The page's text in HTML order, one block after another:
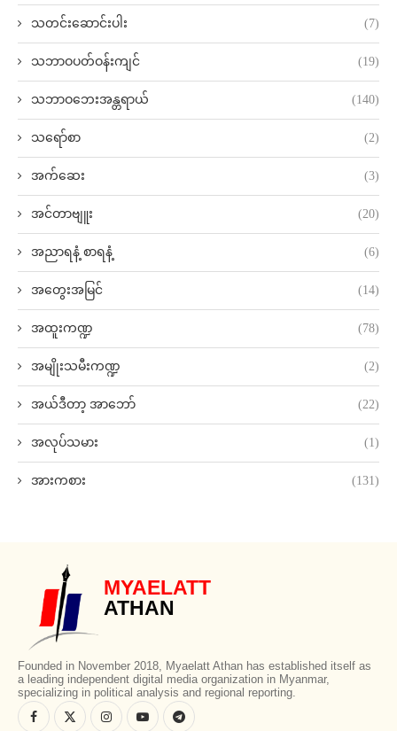
သတင်းဆောင်းပါး (7)
သဘာဝပတ်ဝန်းကျင် (19)
သဘာဝဘေးအန္တရာယ် (140)
သရော်စာ (2)
အက်ဆေး (3)
အင်တာဗျူး (20)
အညာရနံ့ စာရနံ့ (6)
အတွေးအမြင် (14)
အထူးကဏ္ဍ (78)
အမျိုးသမီးကဏ္ဍ (2)
အယ်ဒီတာ့ အာဘော် (22)
အလုပ်သမား (1)
အားကစား (131)
MYAELATT
ATHAN
Founded in November 2018, Myaelatt Athan has established itself as
a leading independent digital media organization in Myanmar,
specializing in political analysis and regional reporting.